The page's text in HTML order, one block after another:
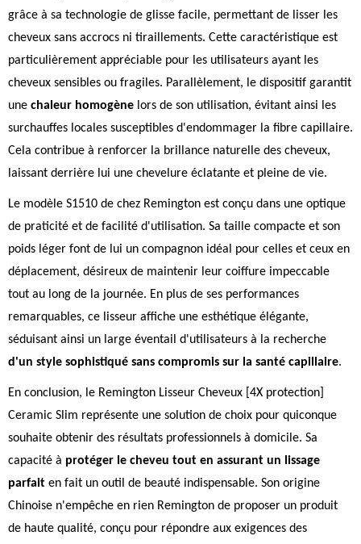
grâce à sa technologie de glisse facile, permettant de lisser les
cheveux sans accrocs ni tiraillements. Cette caractéristique est
particulièrement appréciable pour les utilisateurs ayant les
cheveux sensibles ou fragiles. Parallèlement, le dispositif garantit
une chaleur homogène lors de son utilisation, évitant ainsi les
surchauffes locales susceptibles d'endommager la fibre capillaire.
Cela contribue à renforcer la brillance naturelle des cheveux,
laissant derrière lui une chevelure éclatante et pleine de vie.
Le modèle S1510 de chez Remington est conçu dans une optique
de praticité et de facilité d'utilisation. Sa taille compacte et son
poids léger font de lui un compagnon idéal pour celles et ceux en
déplacement, désireux de maintenir leur coiffure impeccable
tout au long de la journée. En plus de ses performances
remarquables, ce lisseur affiche une esthétique élégante,
séduisant ainsi un large éventail d'utilisateurs à la recherche
d'un style sophistiqué sans compromis sur la santé capillaire.
En conclusion, le Remington Lisseur Cheveux [4X protection]
Ceramic Slim représente une solution de choix pour quiconque
souhaite obtenir des résultats professionnels à domicile. Sa
capacité à protéger le cheveu tout en assurant un lissage
parfait en fait un outil de beauté indispensable. Son origine
Chinoise n'empêche en rien Remington de proposer un produit
de haute qualité, conçu pour répondre aux exigences des